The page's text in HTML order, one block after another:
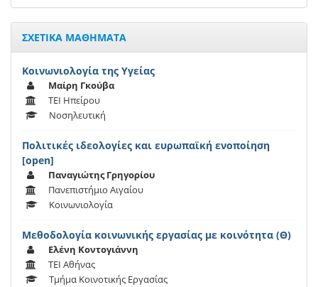
ΣΧΕΤΙΚΑ ΜΑΘΗΜΑΤΑ
Κοινωνιολογία της Υγείας
Μαίρη Γκούβα
ΤΕΙ Ηπείρου
Νοσηλευτική
Πολιτικές ιδεολογίες και ευρωπαϊκή ενοποίηση
[open]
Παναγιώτης Γρηγορίου
Πανεπιστήμιο Αιγαίου
Κοινωνιολογία
Μεθοδολογία κοινωνικής εργασίας με κοινότητα (Θ)
Ελένη Κοντογιάννη
ΤΕΙ Αθήνας
Τμήμα Κοινοτικής Εργασίας